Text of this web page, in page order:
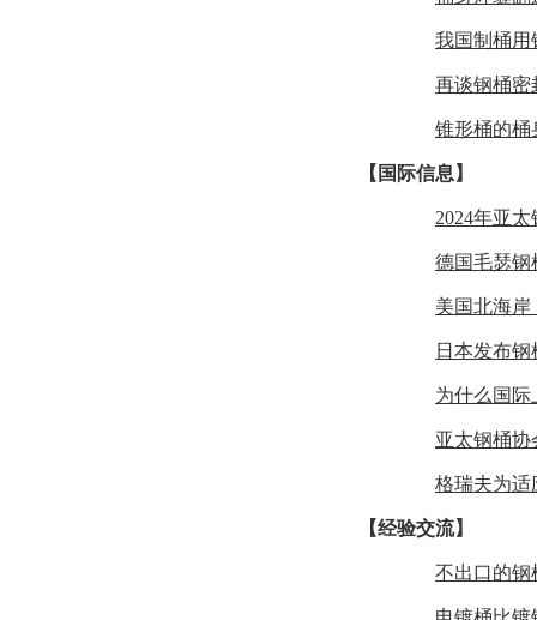
我国制桶用
再谈钢桶密
锥形桶的桶
【国际信息】
2024年亚
德国毛瑟钢
美国北海
日本发布
为什么国
亚太钢桶协
格瑞夫为适
【经验交流】
不出口的钢